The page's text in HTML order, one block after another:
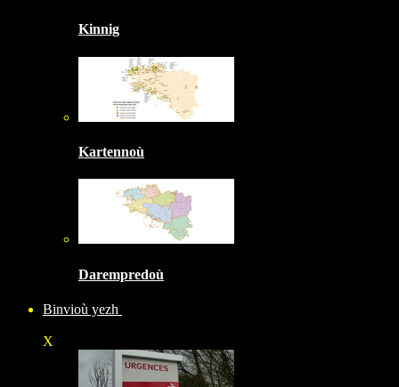
Kinnig
Kartennoù
Darempredoù
Binvioù yezh
X